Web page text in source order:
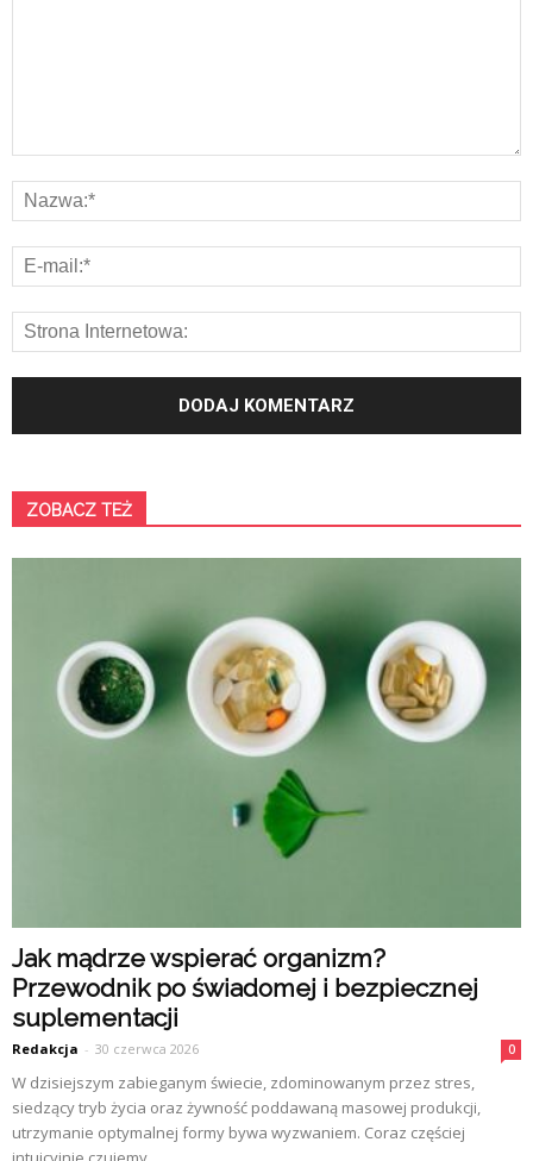
ZOBACZ TEŻ
Jak mądrze wspierać organizm?
Przewodnik po świadomej i bezpiecznej
suplementacji
Redakcja - 30 czerwca 2026 0
W dzisiejszym zabieganym świecie, zdominowanym przez stres,
siedzący tryb życia oraz żywność poddawaną masowej produkcji,
utrzymanie optymalnej formy bywa wyzwaniem. Coraz częściej